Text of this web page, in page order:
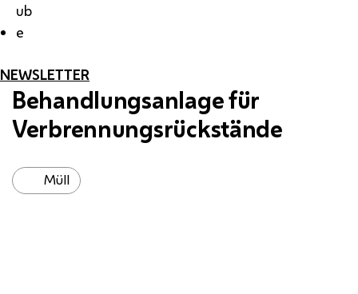
ub
e
NEWSLETTER
Behandlungsanlage für
Verbrennungsrückstände
Müll